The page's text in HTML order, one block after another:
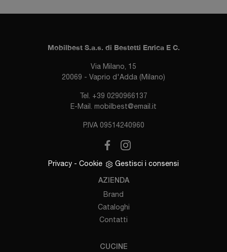
Mobilbest S.a.s. di Bestetti Enrica E C.
Via Milano, 15
20069 - Vaprio d'Adda (Milano)
Tel. +39 0290966137
E-Mail. mobilbest@email.it
P.IVA 09514240960
Privacy - Cookie Gestisci i consensi
AZIENDA
Brand
Cataloghi
Contatti
CUCINE